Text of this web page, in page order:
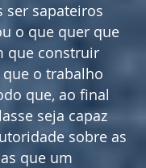
ser sapateiros
o que quer que
que construir
o trabalho
que, ao final
seja capaz
sobre as
que um